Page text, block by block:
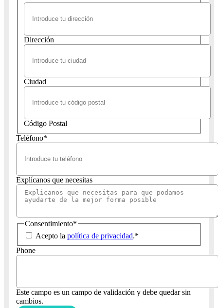
Dirección
Ciudad
Código Postal
Teléfono*
Explícanos que necesitas
Consentimiento*
Acepto la política de privacidad.*
Phone
Este campo es un campo de validación y debe quedar sin
cambios.